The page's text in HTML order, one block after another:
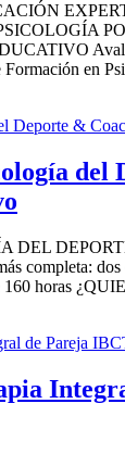
en
del
DEL
completa: dos
160 horas